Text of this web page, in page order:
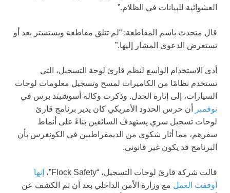
العشوائية للبيانات في الظلام.”
قال متحدث باسم المقاطعة: “لم تتلق مقاطعة ويستشتر بعد أو
تستعرض الدعوى المشار إليها.”
أدى الاستخدام الواسع لنظم قارئ لوحة التسجيل، التي
تستخدم نظامًا من الكاميرات لمسح وتسجيل معلومات لوحات
السيارات، إلى إثارة الجدل. وذكرت وكالة أسوشيتد برس في
نوفمبر
أن حرس الحدود الأمريكي كان يدير برنامج قارئ
لوحات تسجيل سري يستهدف السائقين بناءً على أنماط
سفرهم، مما أثار شكوى من الديمقراطيين في الكونغرس بأن
البرنامج قد يكون غير قانوني.
قالت شركة قارئ لوحات التسجيل، “Flock Safety”،
إنها
أوقفت العمل مع وزارة الأمن الداخلي بعد أن تم الكشف عن